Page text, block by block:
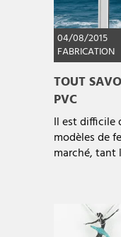
04/08/2015
FABRICATION
TOUT
PVC
Il est difficile
modèles de
marché, tant